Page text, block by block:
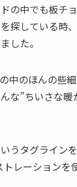
の中でも板チ
探している時
した。
中のほんの些
な”ちいさな
うタグライン
レーションを